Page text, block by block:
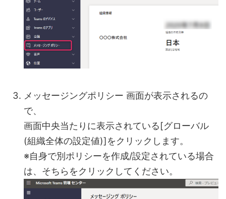
メッセージングポリシー 画面が表示されるの
で、
画面中央当たりに表示されている[グローバル
(組織全体の設定値)]をクリックします。
※自身で別ポリシーを作成/設定されている場合
は、そちらをクリックしてください。